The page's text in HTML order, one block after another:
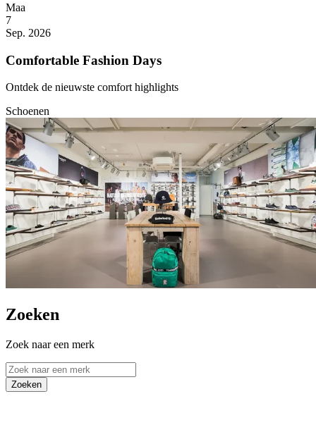
Maa
7
Sep. 2026
Comfortable Fashion Days
Ontdek de nieuwste comfort highlights
Schoenen
Zoeken
Zoek naar een merk
Zoeken